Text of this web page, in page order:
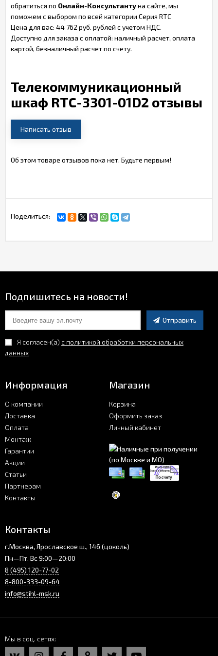
обратиться по Онлайн-Консультантуна сайте, мы
поможем с выбором по всей категории Серия RTC
Цена для вас: 44 762 руб. рублей с учетом НДС.
Доступно для заказа с оплатой: наличный расчет, оплата
картой, безналичный расчет по счету.
Телекоммуникационный
шкаф RTC-3301-01D2 отзывы
Написать отзыв
Об этом товаре отзывов пока нет. Будьте первым!
Поделиться:
Подпишитесь на новости!
Отправить
Я согласен(a) с политикой обработки персональных
данных
Информация
О компании
Доставка
Оплата
Монтаж
Гарантии
Акции
Статьи
Партнерам
Контакты
Магазин
Корзина
Оформить заказ
Личный кабинет
Контакты
г.Москва, Ярославское ш., 146 (цоколь)
Пн—Пт, Вс 9:00—20:00
8 (495) 120-77-02
8-800-333-09-64
info@stihl-msk.ru
Мы в соц. сетях